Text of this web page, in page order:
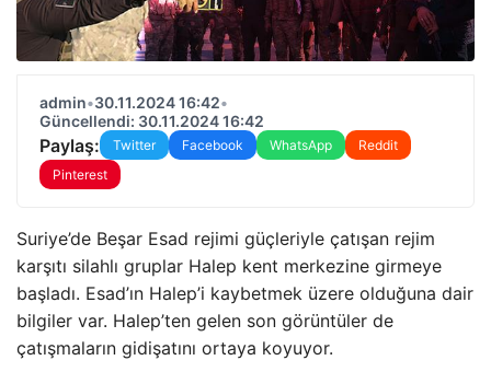
admin•30.11.2024 16:42•
Güncellendi: 30.11.2024 16:42
Paylaş: Twitter Facebook WhatsApp
Reddit
Pinterest
Suriye’de Beşar Esad rejimi güçleriyle çatışan rejim
karşıtı silahlı gruplar Halep kent merkezine girmeye
başladı. Esad’ın Halep’i kaybetmek üzere olduğuna dair
bilgiler var. Halep’ten gelen son görüntüler de
çatışmaların gidişatını ortaya koyuyor.